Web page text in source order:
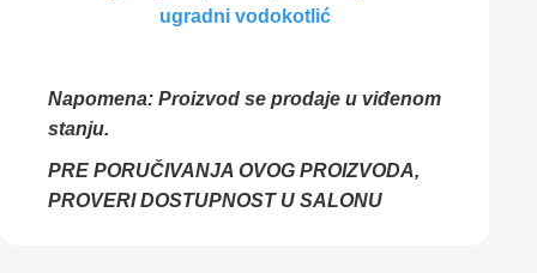
ugradni vodokotlić
Napomena: Proizvod se prodaje u viđenom
stanju.
PRE PORUČIVANJA OVOG PROIZVODA,
PROVERI DOSTUPNOST U SALONU